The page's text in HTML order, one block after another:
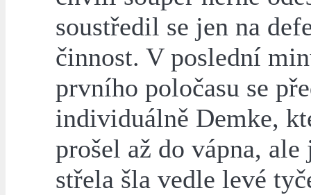
soustředil se jen na
činnost. V poslední
prvního poločasu se
individuálně Demke,
prošel až do vápna, ale
střela šla vedle levé